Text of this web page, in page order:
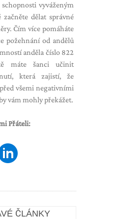
vyváženým
začněte dělat správné
Čím více pomáháte
požehnání od andělů
anděla číslo 822
máte šanci učinit
která zajistí, že
všemi negativními
vám mohly překážet.
Přáteli:
ČLÁNKY